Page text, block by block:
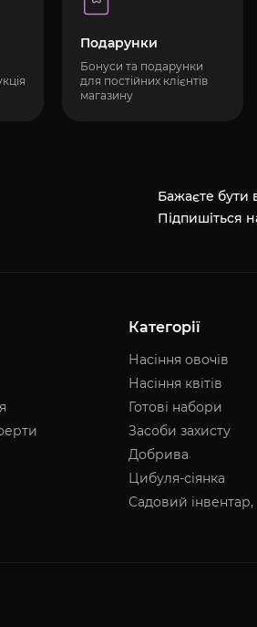
Подарунки
Бонуси та подарунки
для постійних клієнтів
магазину
Бажаєте бути
Підпишіться
Категорії
Насіння овочів
Насіння квітів
Готові набори
Засоби захисту
Добрива
Цибуля-сіянка
Садовий